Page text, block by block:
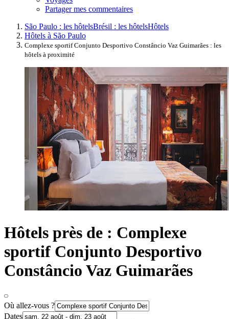
Partager mes commentaires
São Paulo : les hôtelsBrésil : les hôtelsHôtels
Hôtels à São Paulo
Complexe sportif Conjunto Desportivo Constâncio Vaz Guimarães : les
hôtels à proximité
Hôtels près de : Complexe
sportif Conjunto Desportivo
Constâncio Vaz Guimarães
Où allez-vous ?
Dates